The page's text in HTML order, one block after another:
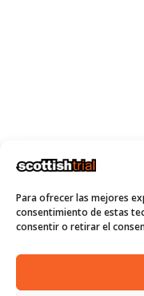
Para ofrecer las mejores
consentimiento de estas
consentir o retirar el